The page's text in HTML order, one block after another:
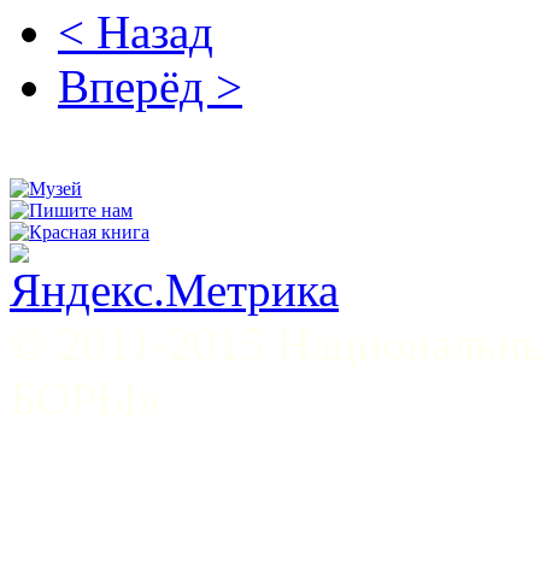
< Назад
Вперёд >